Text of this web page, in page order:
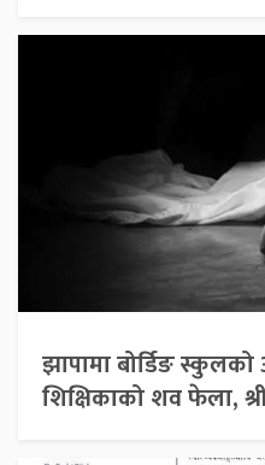
झापामा बोर्डिङ
शिक्षिकाको शव फेला,